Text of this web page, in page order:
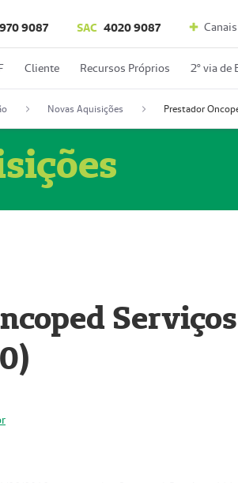
9087 SAC 4020 9087
Cliente Recursos Próprios 2º via de
Novas Aquisições